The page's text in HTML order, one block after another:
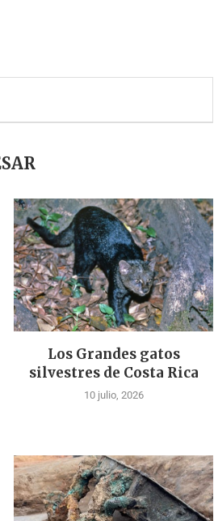
Los Grandes gatos
silvestres de Costa Rica
10 julio, 2026